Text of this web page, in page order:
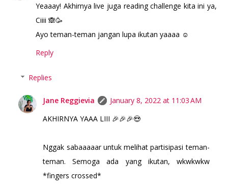
Yeaaay! Akhirnya live juga reading challenge kita ini ya,
Ciiii 🙈🥳
Ayo teman-teman jangan lupa ikutan yaaaa ☺️
Reply
Replies
Jane Reggievia
January 8, 2022 at 11:03 AM
AKHIRNYA YAAA LIII 🎉🎉🎉😍
Nggak sabaaaaar untuk melihat partisipasi teman-
teman. Semoga ada yang ikutan, wkwkwkw
*fingers crossed*